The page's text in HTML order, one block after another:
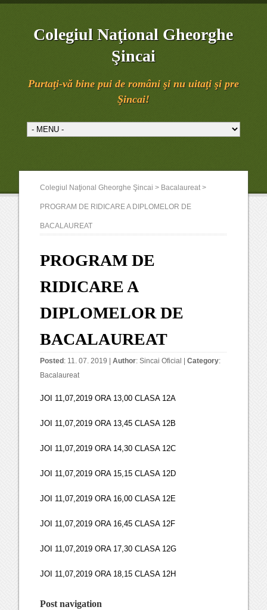
Colegiul Naţional Gheorghe
Şincai
Purtaţi-vă bine pui de români şi nu uitaţi şi pre
Şincai!
Colegiul Naţional Gheorghe Şincai > Bacalaureat >
PROGRAM DE RIDICARE A DIPLOMELOR DE
BACALAUREAT
PROGRAM DE
RIDICARE A
DIPLOMELOR DE
BACALAUREAT
Posted : 11. 07. 2019 |Author:Sincai Oficial |Category:
Bacalaureat
JOI 11,07,2019 ORA 13,00 CLASA 12A
JOI 11,07,2019 ORA 13,45 CLASA 12B
JOI 11,07,2019 ORA 14,30 CLASA 12C
JOI 11,07,2019 ORA 15,15 CLASA 12D
JOI 11,07,2019 ORA 16,00 CLASA 12E
JOI 11,07,2019 ORA 16,45 CLASA 12F
JOI 11,07,2019 ORA 17,30 CLASA 12G
JOI 11,07,2019 ORA 18,15 CLASA 12H
Post navigation